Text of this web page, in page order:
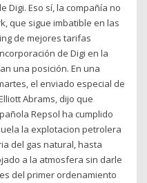
Digi. Eso sí, la compañía no
que sigue imbatible en las
de mejores tarifas
de Digi en la
una posición. En una
el enviado especial de
Abrams, dijo que
Repsol ha cumplido
la explotacion petrolera
del gas natural, hasta
a la atmosfera sin darle
del primer ordenamiento